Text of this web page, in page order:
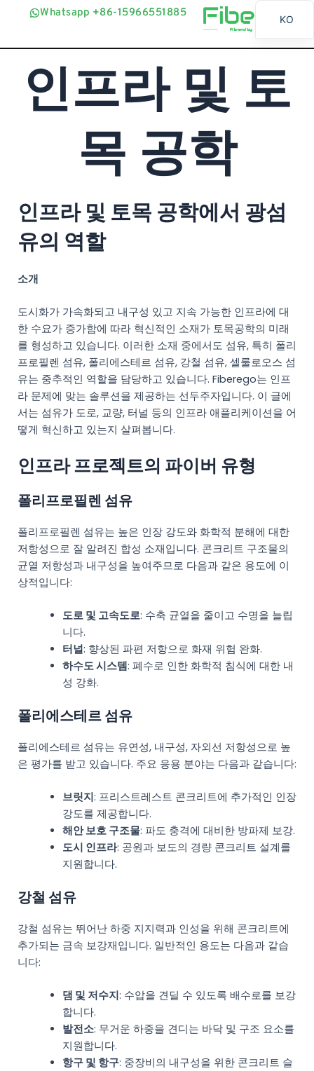
Whatsapp +86-15966551885
Whatsapp +86-15966551885
인프라 및 토
목 공학
인프라 및 토목 공학에서 광섬
유의 역할
소개
도시화가 가속화되고 내구성 있고 지속 가능한 인프라에 대
한 수요가 증가함에 따라 혁신적인 소재가 토목공학의 미래
를 형성하고 있습니다. 이러한 소재 중에서도 섬유, 특히 폴리
프로필렌 섬유, 폴리에스테르 섬유, 강철 섬유, 셀룰로오스 섬
유는 중추적인 역할을 담당하고 있습니다. Fiberego는 인프
라 문제에 맞는 솔루션을 제공하는 선두주자입니다. 이 글에
서는 섬유가 도로, 교량, 터널 등의 인프라 애플리케이션을 어
떻게 혁신하고 있는지 살펴봅니다.
인프라 프로젝트의 파이버 유형
폴리프로필렌 섬유
폴리프로필렌 섬유는 높은 인장 강도와 화학적 분해에 대한
저항성으로 잘 알려진 합성 소재입니다. 콘크리트 구조물의
균열 저항성과 내구성을 높여주므로 다음과 같은 용도에 이
상적입니다:
도로 및 고속도로: 수축 균열을 줄이고 수명을 늘립
니다.
터널: 향상된 파편 저항으로 화재 위험 완화.
하수도 시스템: 폐수로 인한 화학적 침식에 대한 내
성 강화.
폴리에스테르 섬유
폴리에스테르 섬유는 유연성, 내구성, 자외선 저항성으로 높
은 평가를 받고 있습니다. 주요 응용 분야는 다음과 같습니다:
브릿지: 프리스트레스트 콘크리트에 추가적인 인장
강도를 제공합니다.
해안 보호 구조물: 파도 충격에 대비한 방파제 보강.
도시 인프라: 공원과 보도의 경량 콘크리트 설계를
지원합니다.
강철 섬유
강철 섬유는 뛰어난 하중 지지력과 인성을 위해 콘크리트에
추가되는 금속 보강재입니다. 일반적인 용도는 다음과 같습
니다:
댐 및 저수지: 수압을 견딜 수 있도록 배수로를 보강
합니다.
발전소: 무거운 하중을 견디는 바닥 및 구조 요소를
지원합니다.
항구 및 항구: 중장비의 내구성을 위한 콘크리트 슬
KO
BG
PT
MR
TE
TR
VI